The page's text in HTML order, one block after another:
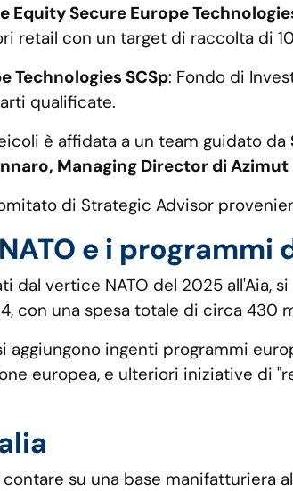
Equity Secure Europe
retail con un target di raccolta di
Technologies SCSp: Fondo di
qualificate.
è affidata a un team guidato da
Managing Director di
di Strategic Advisor
e i programmi
dal vertice NATO del 2025 all'Aia,
con una spesa totale di circa 430
aggiungono ingenti programmi
europea, e ulteriori iniziative di
contare su una base